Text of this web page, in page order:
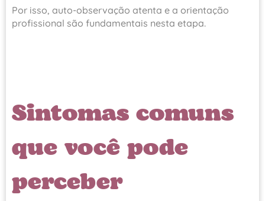
Por isso, auto-observação atenta e a orientação
profissional são fundamentais nesta etapa.
Sintomas comuns
que você pode
perceber